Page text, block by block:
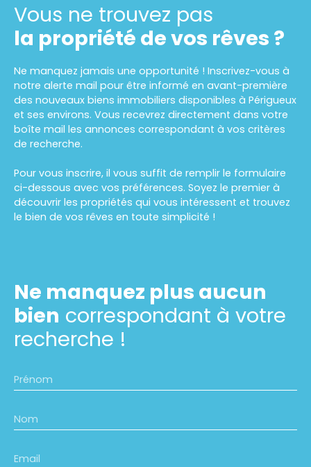
Vous ne trouvez pas
la propriété de vos rêves ?
Ne manquez jamais une opportunité ! Inscrivez-vous à
notre alerte mail pour être informé en avant-première
des nouveaux biens immobiliers disponibles à Périgueux
et ses environs. Vous recevrez directement dans votre
boîte mail les annonces correspondant à vos critères
de recherche.
Pour vous inscrire, il vous suffit de remplir le formulaire
ci-dessous avec vos préférences. Soyez le premier à
découvrir les propriétés qui vous intéressent et trouvez
le bien de vos rêves en toute simplicité !
Ne manquez plus aucun
bien correspondant à votre
recherche !
Prénom
Nom
Email